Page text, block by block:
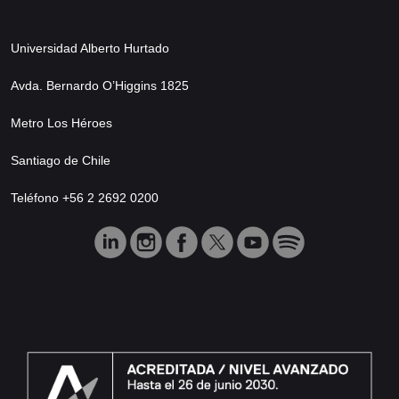
Universidad Alberto Hurtado
Avda. Bernardo O’Higgins 1825
Metro Los Héroes
Santiago de Chile
Teléfono +56 2 2692 0200